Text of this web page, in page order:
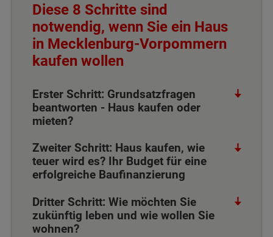
Diese 8 Schritte sind
notwendig, wenn Sie ein Haus
in Mecklenburg-Vorpommern
kaufen wollen
Erster Schritt: Grundsatzfragen
beantworten - Haus kaufen oder
mieten?
Zweiter Schritt: Haus kaufen, wie
teuer wird es? Ihr Budget für eine
erfolgreiche Baufinanzierung
Dritter Schritt: Wie möchten Sie
zukünftig leben und wie wollen Sie
wohnen?